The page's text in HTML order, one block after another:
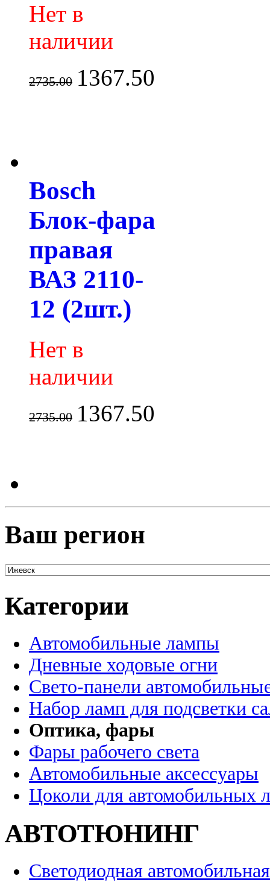
Нет в
наличии
2735.00 1367.50
Bosch
Блок-фара
правая
ВАЗ 2110-
12 (2шт.)
Нет в
наличии
2735.00 1367.50
Ваш регион
Категории
Автомобильные лампы
Дневные ходовые огни
Свето-панели
Набор ламп для подсветки
Оптика, фары
Фары рабочего света
Автомобильные аксессуары
Цоколи для автомобильных
АВТОТЮНИНГ
Светодиодная